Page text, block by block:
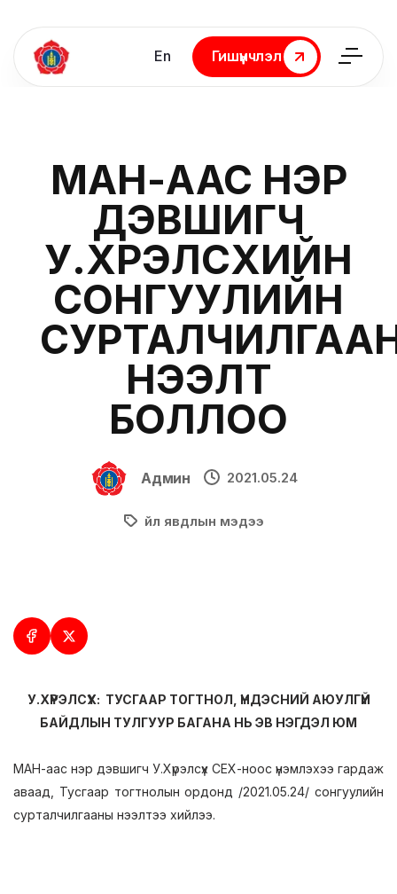
En
Гишүүнчлэл
Гишүүнчлэл
МАН-ААС НЭР
ДЭВШИГЧ
У.ХҮРЭЛСҮХИЙН
СОНГУУЛИЙН
НЭЭЛТ
БОЛЛОО
Админ 2021.05.24
Үйл явдлын мэдээ
У.ХҮРЭЛСҮХ: ТУСГААР ТОГТНОЛ, ҮНДЭСНИЙ АЮУЛГҮЙ
БАЙДЛЫН ТУЛГУУР БАГАНА НЬ ЭВ НЭГДЭЛ ЮМ
МАН-аас нэр дэвшигч У.Хүрэлсүх СЕХ-ноос үнэмлэхээ гардаж
аваад, Тусгаар тогтнолын ордонд /2021.05.24/ сонгуулийн
сурталчилгааны нээлтээ хийлээ.